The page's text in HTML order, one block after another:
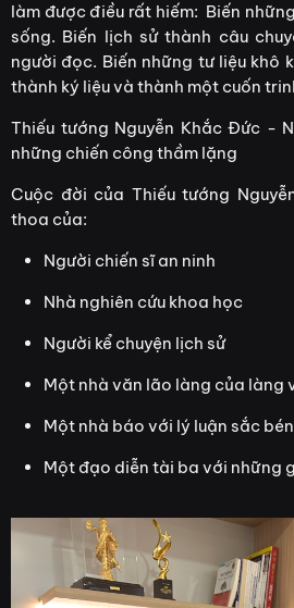
làm được điều rất hiếm: Biến
sống. Biến lịch sử thành câu
người đọc. Biến những tư liệu khô
thành ký liệu và thành một cuốn
Thiếu tướng Nguyễn Khắc Đức -
những chiến công thầm lặng
Cuộc đời của Thiếu tướng
thoa của:
Người chiến sĩ an ninh
Nhà nghiên cứu khoa học
Người kể chuyện lịch sử
Một nhà văn lão làng của làng
Một nhà báo với lý luận sắc
Một đạo diễn tài ba với những